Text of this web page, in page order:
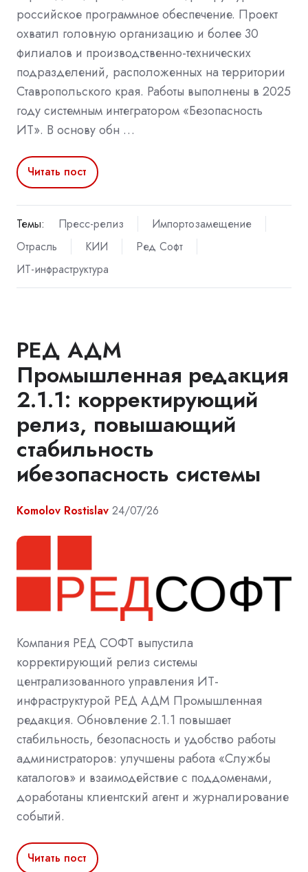
российское программное обеспечение. Проект
охватил головную организацию и более 30
филиалов и производственно-технических
подразделений, расположенных на территории
Ставропольского края. Работы выполнены в 2025
году системным интегратором «Безопасность
ИТ». В основу обн …
Читать пост
Темы: Пресс-релиз
Импортозамещение
Отрасль
КИИ
Ред Софт
ИТ-инфраструктура
РЕД АДМ
Промышленная редакция
2.1.1: корректирующий
релиз, повышающий
стабильность
ибезопасность системы
Komolov Rostislav 24/07/26
Компания РЕД СОФТ выпустила
корректирующий релиз системы
централизованного управления ИТ-
инфраструктурой РЕД АДМ Промышленная
редакция. Обновление 2.1.1 повышает
стабильность, безопасность и удобство работы
администраторов: улучшены работа «Службы
каталогов» и взаимодействие с поддоменами,
доработаны клиентский агент и журналирование
событий.
Читать пост